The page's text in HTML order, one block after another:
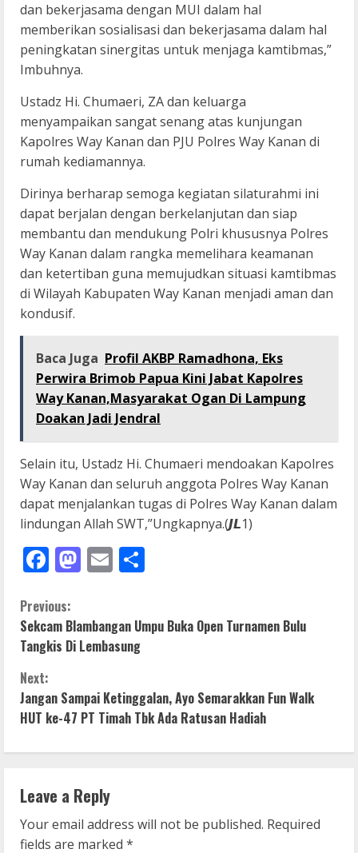
dan bekerjasama dengan MUI dalam hal
memberikan sosialisasi dan bekerjasama dalam hal
peningkatan sinergitas untuk menjaga kamtibmas,”
Imbuhnya.
Ustadz Hi. Chumaeri, ZA dan keluarga
menyampaikan sangat senang atas kunjungan
Kapolres Way Kanan dan PJU Polres Way Kanan di
rumah kediamannya.
Dirinya berharap semoga kegiatan silaturahmi ini
dapat berjalan dengan berkelanjutan dan siap
membantu dan mendukung Polri khususnya Polres
Way Kanan dalam rangka memelihara keamanan
dan ketertiban guna memujudkan situasi kamtibmas
di Wilayah Kabupaten Way Kanan menjadi aman dan
kondusif.
Baca Juga Profil AKBP Ramadhona, Eks
Perwira Brimob Papua Kini Jabat Kapolres
Way Kanan,Masyarakat Ogan Di Lampung
Doakan Jadi Jendral
Selain itu, Ustadz Hi. Chumaeri mendoakan Kapolres
Way Kanan dan seluruh anggota Polres Way Kanan
dapat menjalankan tugas di Polres Way Kanan dalam
lindungan Allah SWT,”Ungkapnya.(𝙅𝙇1)
Facebook
Mastodon
Email
C
o
n
t
i
n
u
Previous:
Sekcam Blambangan Umpu Buka Open Turnamen Bulu
Tangkis Di Lembasung
Next:
Jangan Sampai Ketinggalan, Ayo Semarakkan Fun Walk
HUT ke-47 PT Timah Tbk Ada Ratusan Hadiah
Leave a Reply
Your email address will not be published. Required
fields are marked *